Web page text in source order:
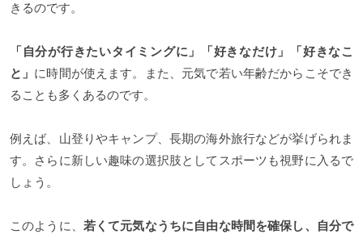
きるのです。
「自分が行きたいタイミングに」「好きなだけ」「好きなこ
と」 に時間が使えます。また、元気で若い年齢だからこそでき
ることも多くあるのです。
例えば、山登りやキャンプ、長期の海外旅行などが挙げられま
す。さらに新しい趣味の選択肢としてスポーツも視野に入るで
しょう。
このように、 若くて元気なうちに自由な時間を確保し、自分で